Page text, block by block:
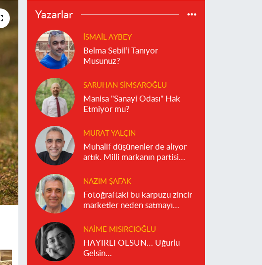
Yazarlar
İSMAIL AYBEY
Belma Sebil’i Tanıyor
Musunuz?
SARUHAN SIMSAROĞLU
Manisa "Sanayi Odası" Hak
Etmiyor mu?
MURAT YALÇIN
Muhalif düşünenler de alıyor
artık. Milli markanın partisi
NAZIM ŞAFAK
Fotoğraftaki bu karpuzu zincir
marketler neden satmayı
NAIME MISIRCIOĞLU
HAYIRLI OLSUN… Uğurlu
Gelsin…